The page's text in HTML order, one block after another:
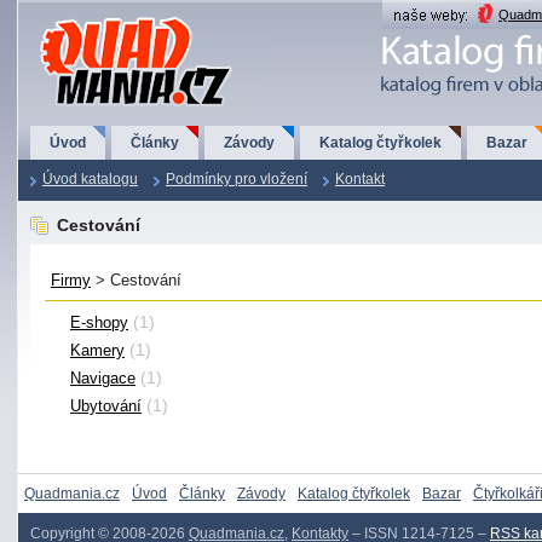
QuadMania.cz
Úvod Články Závody Katalog čtyřkolek Bazar
Úvod katalogu Podmínky pro vložení Kontakt
Cestování
Firmy > Cestování
E-shopy (1)
Kamery (1)
Navigace (1)
Ubytování (1)
Quadmania.cz Úvod Články Závody Katalog čtyřkolek Bazar Čtyřkolkáři
Copyright © 2008-2026 Quadmania.cz, Kontakty – ISSN 1214-7125 – RSS